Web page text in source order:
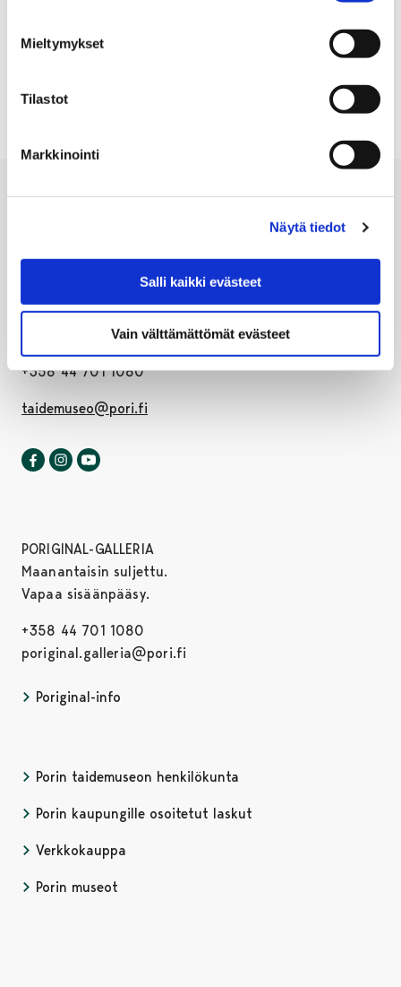
Mieltymykset
Tilastot
Markkinointi
Näytä tiedot
Salli kaikki evästeet
Vain välttämättömät evästeet
PORIN TAIDEMUSEO
Eteläranta
FI-28100 Pori, Finland
+358 44 701 1080
taidemuseo@pori.fi
Porin taidemuseo Facebookissa
Avautuu uudessa välilehdessä
Porin taidemuseo Instagrammissa
Avautuu uudessa välilehdessä
PORIGINAL-GALLERIA
Maanantaisin suljettu.
Vapaa sisäänpääsy.
+358 44 701 1080
poriginal.galleria@pori.fi
Poriginal-info
Porin taidemuseon henkilökunta
Porin kaupungille osoitetut laskut
Verkkokauppa
Porin museot